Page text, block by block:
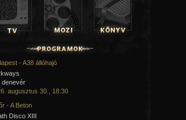
- A38 állóhajó
denevér
augusztus 30., 18:30
- A Beton
Disco XIII